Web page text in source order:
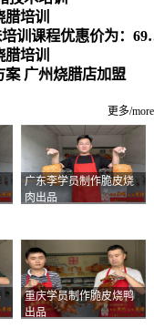
培训
广州粤煌烧腊培训中心，烧腊卤味培训课程优惠价为：6980元
培训
广州烧腊店加盟
更多/more
广东李学员制作脆皮烧
肉出品
重庆学员制作脆皮烧鸭
出品